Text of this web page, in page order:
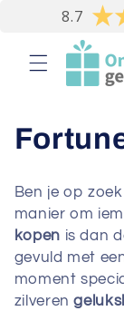
naar de
content
8.7
C
l
l
e
Ben je op
manier om
kopen is dan
gevuld met
moment
zilveren